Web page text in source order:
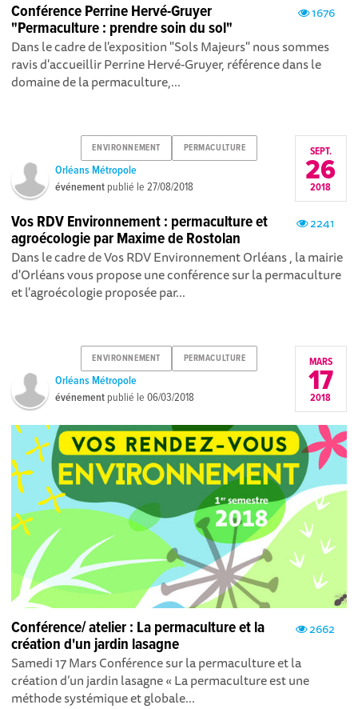
1676
Conférence Perrine Hervé-Gruyer
"Permaculture : prendre soin du sol"
Dans le cadre de l'exposition "Sols Majeurs" nous sommes
ravis d'accueillir Perrine Hervé-Gruyer, référence dans le
domaine de la permaculture,...
ENVIRONNEMENT PERMACULTURE
Orléans Métropole
événement publié le27/08/2018
SEPT.
26
2018
2241
Vos RDV Environnement : permaculture et
agroécologie par Maxime de Rostolan
Dans le cadre de Vos RDV Environnement Orléans , la mairie
d'Orléans vous propose une conférence sur la permaculture
et l'agroécologie proposée par...
ENVIRONNEMENT PERMACULTURE
Orléans Métropole
événement publié le06/03/2018
MARS
17
2018
2662
Conférence/ atelier : La permaculture et la
création d'un jardin lasagne
Samedi 17 Mars Conférence sur la permaculture et la
création d’un jardin lasagne « La permaculture est une
méthode systémique et globale...